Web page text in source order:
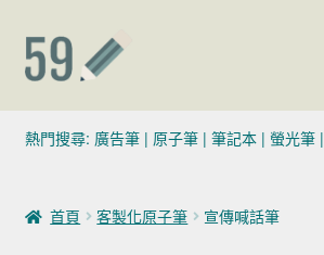
跳至導覽列
跳至主要內容
(02)7729-4140
聯絡我們
熱門搜尋: 廣告筆| 原子筆| 筆記本| 螢光筆|
首頁 客製化原子筆 宣傳喊話筆